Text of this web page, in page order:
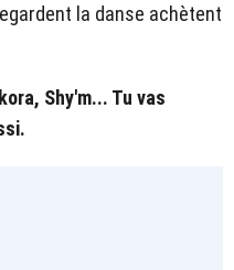
la danse achètent
Shy'm... Tu vas